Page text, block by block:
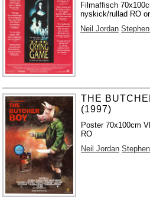
Filmaffisch
nyskick/rullad RO
Neil Jordan
THE
(1997)
Poster 70x100cm
RO
Neil Jordan